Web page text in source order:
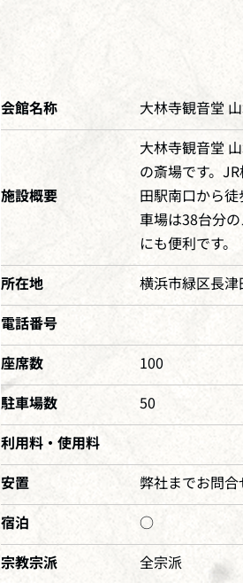
会館名称 大林寺観音堂
施設概要
大林寺観音堂
の斎場です。​
田駅南口から
車場は38台分
にも便利です。
所在地
横浜市緑区長
電話番号
座席数
100
駐車場数
50
利用料・使用料
安置
弊社までお問
宿泊
○
宗教宗派
全宗派